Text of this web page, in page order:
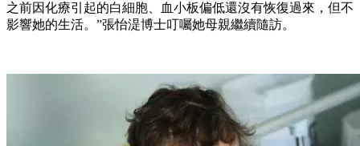
之前因化療引起的白細胞、血小板偏低還沒有恢復過來，但不
影響她的生活。”張怡湜博士叮囑她母親繼續隨訪。